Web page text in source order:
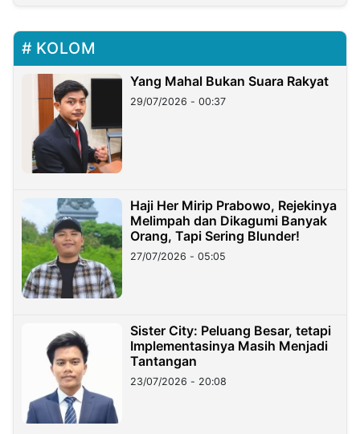
KOLOM
Yang Mahal Bukan Suara Rakyat
29/07/2026 - 00:37
Haji Her Mirip Prabowo, Rejekinya
Melimpah dan Dikagumi Banyak
Orang, Tapi Sering Blunder!
27/07/2026 - 05:05
Sister City: Peluang Besar, tetapi
Implementasinya Masih Menjadi
Tantangan
23/07/2026 - 20:08